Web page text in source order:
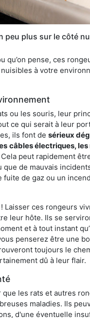
peu plus sur le côté
qu’on pense, ces
à votre
ou les souris, leur
ce qui serait à leur
ils font de sérieux
câbles électriques, les
Cela peut rapidement
que de mauvais
de gaz ou un
! Laisser ces rongeurs
leur hôte. Ils se
et à tout instant
penserez être une
toujours le
dû à leur flair.
que les rats et autres
maladies. Ils
d'une éventuelle